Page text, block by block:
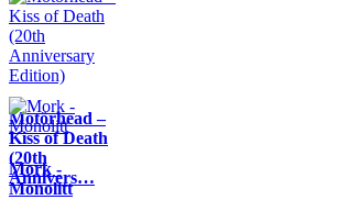
Motörhead –
Kiss of Death
(20th
Annivers…
Mork -
Monolitt